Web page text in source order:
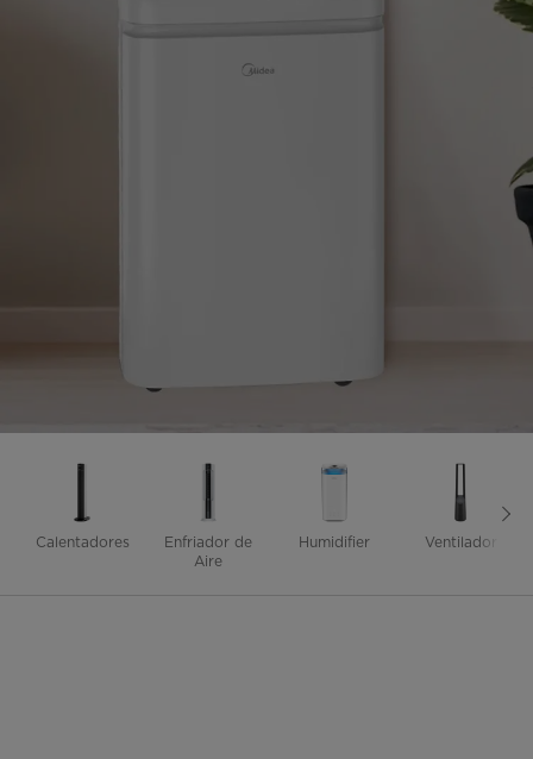
Calentadores
Enfriador de
Aire
Humidifier Ventilador